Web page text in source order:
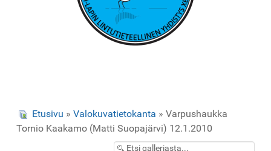
Etusivu » Valokuvatietokanta » Varpushaukka
Tornio Kaakamo (Matti Suopajärvi) 12.1.2010